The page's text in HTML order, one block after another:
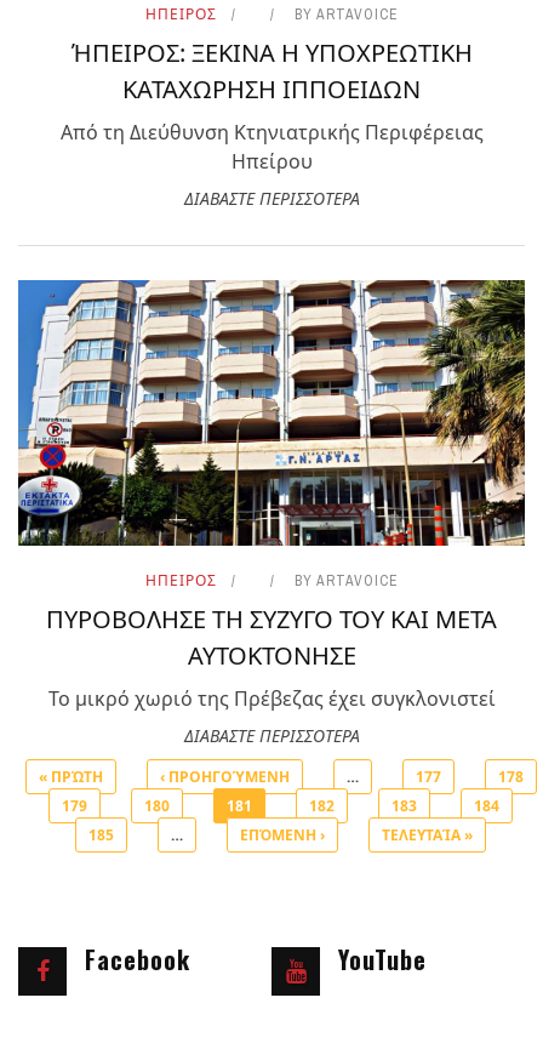
ΗΠΕΙΡΟΣ BY ARTAVOICE
ΉΠΕΙΡΟΣ: ΞΕΚΙΝΑ Η ΥΠΟΧΡΕΩΤΙΚΗ
ΚΑΤΑΧΩΡΗΣΗ ΙΠΠΟΕΙΔΩΝ
Από τη Διεύθυνση Κτηνιατρικής Περιφέρειας
Ηπείρου
ΔΙΑΒΑΣΤΕ ΠΕΡΙΣΣΟΤΕΡΑ
ΗΠΕΙΡΟΣ BY ARTAVOICE
ΠΥΡΟΒΟΛΗΣΕ ΤΗ ΣΥΖΥΓΟ ΤΟΥ ΚΑΙ ΜΕΤΑ
ΑΥΤΟΚΤΟΝΗΣΕ
Το μικρό χωριό της Πρέβεζας έχει συγκλονιστεί
ΔΙΑΒΑΣΤΕ ΠΕΡΙΣΣΟΤΕΡΑ
Σελίδες
« ΠΡΏΤΗ ‹ ΠΡΟΗΓΟΎΜΕΝΗ … 177
178
179
180 181 182 183
184
185
… ΕΠΌΜΕΝΗ › ΤΕΛΕΥΤΑΊΑ »
Facebook YouTube